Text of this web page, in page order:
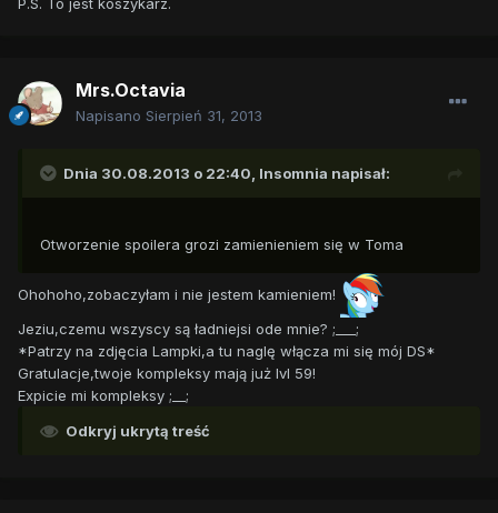
Mrs.Octavia
Napisano Sierpień 31, 2013
Dnia 30.08.2013 o 22:40, Insomnia napisał:
Otworzenie spoilera grozi zamienieniem się w Toma
Ohohoho,zobaczyłam i nie jestem kamieniem!
Jeziu,czemu wszyscy są ładniejsi ode mnie? ;___;
*Patrzy na zdjęcia Lampki,a tu naglę włącza mi się mój DS*
Gratulacje,twoje kompleksy mają już lvl 59!
Expicie mi kompleksy ;__;
Odkryj ukrytą treść